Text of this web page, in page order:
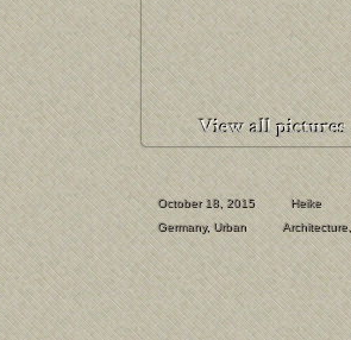
October 18, 2015 Heike
Germany,Urban Architecture